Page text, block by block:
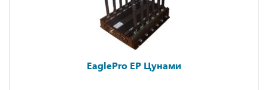
EaglePro EP Цунами